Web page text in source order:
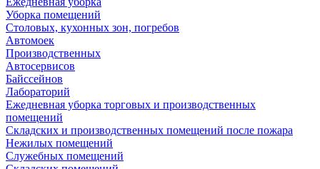
Уборка помещений
Столовых, кухонных зон, погребов
Автомоек
Производственных
Автосервисов
Байссейнов
Лабораторий
Ежедневная уборка торговых и производственных
помещений
Складских и производственных помещений после пожара
Нежилых помещений
Служебных помещений